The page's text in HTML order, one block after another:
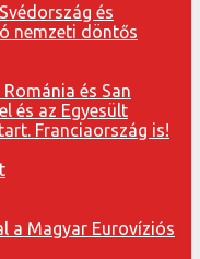
és
nemzeti döntős
és San
és az Egyesült
Franciaország is!
a Magyar Eurovíziós